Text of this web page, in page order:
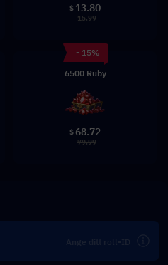
$ 13.80
15.99
- 15%
6500 Ruby
$ 68.72
79.99